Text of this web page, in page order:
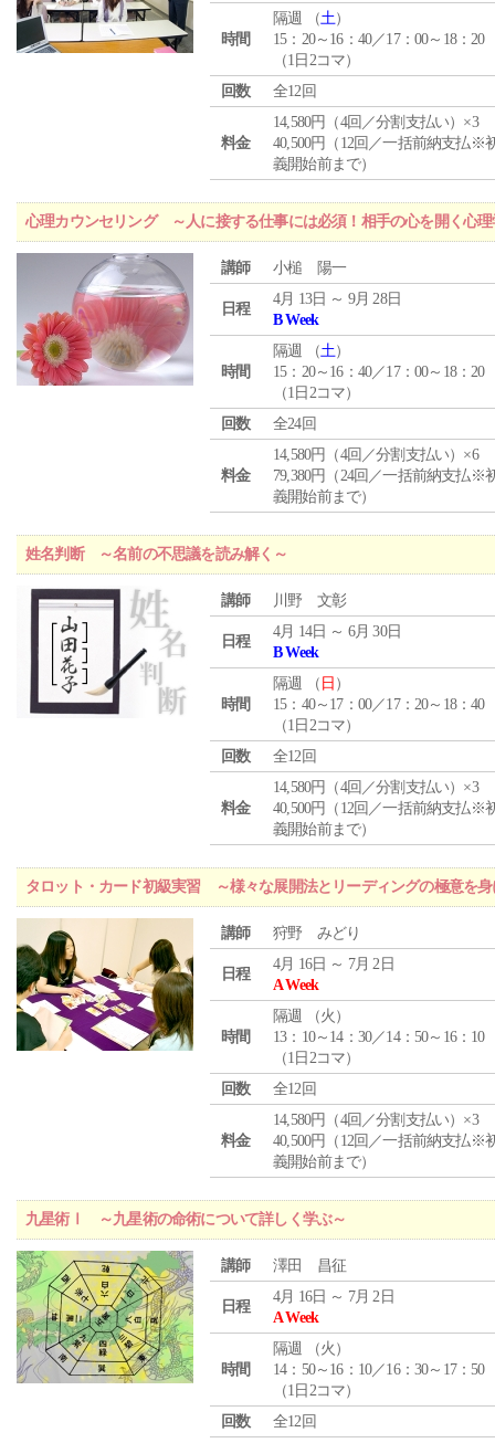
時間
隔週 （土）
15：20～16：40／17：00～18：20
（1日2コマ）
回数
全12回
料金
14,580円（4回／分割支払い）×3
40,500円（12回／一括前納支払※
義開始前まで）
心理カウンセリング ～人に接する仕事には必須！相手の心を開く心理
講師 小槌 陽一
日程
4月 13日 ～ 9月 28日
B Week
時間
隔週 （土）
15：20～16：40／17：00～18：20
（1日2コマ）
回数
全24回
料金
14,580円（4回／分割支払い）×6
79,380円（24回／一括前納支払※
義開始前まで）
姓名判断 ～名前の不思議を読み解く～
講師 川野 文彰
日程
4月 14日 ～ 6月 30日
B Week
時間
隔週 （ 日 ）
15：40～17：00／17：20～18：40
（1日2コマ）
回数
全12回
料金
14,580円（4回／分割支払い）×3
40,500円（12回／一括前納支払※
義開始前まで）
タロット・カード初級実習 ～様々な展開法とリーディングの極意を身
講師 狩野 みどり
日程
4月 16日 ～ 7月 2日
A Week
時間
隔週 （火 ）
13：10～14：30／14：50～16：10
（1日2コマ）
回数
全12回
料金
14,580円（4回／分割支払い）×3
40,500円（12回／一括前納支払※
義開始前まで）
九星術Ⅰ ～九星術の命術について詳しく学ぶ～
講師 澤田 昌征
日程
4月 16日 ～ 7月 2日
A Week
時間
隔週 （火 ）
14：50～16：10／16：30～17：50
（1日2コマ）
回数
全12回